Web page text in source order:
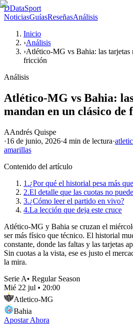
DDataSport
NoticiasGuíasReseñasAnálisis
Inicio
›Análisis
›Atlético-MG vs Bahia: las tarjetas
fricción
Análisis
Atlético-MG vs Bahia:
mandan en un clásico de
AAndrés Quispe
·16 de junio, 2026·4 min de lectura·
amarillas
Contenido del artículo
1.¿Por qué el historial pesa más
2.El detalle que las cuotas no
3.¿Cómo leer el partido en vivo?
4.La lección que deja este cruce
Atlético-MG y Bahia se cruzan el
ser más físico que técnico. El historial
constante, donde las faltas y las tarjetas
Sin cuotas a la vista, ese es justo el
la mira.
Serie A• Regular Season
Mié 22 jul • 20:00
Atletico-MG
Bahia
Apostar Ahora